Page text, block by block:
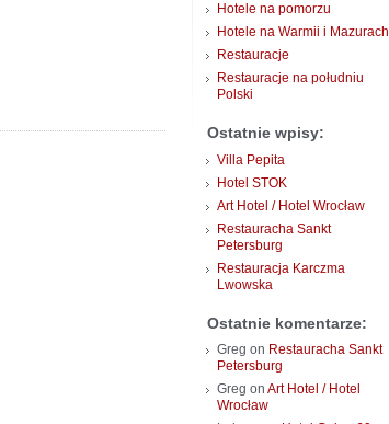
Hotele na pomorzu
Hotele na Warmii i Mazurach
Restauracje
Restauracje na południu
Polski
Ostatnie wpisy:
Villa Pepita
Hotel STOK
Art Hotel / Hotel Wrocław
Restauracha Sankt
Petersburg
Restauracja Karczma
Lwowska
Ostatnie komentarze:
Greg on Restauracha Sankt
Petersburg
Greg on Art Hotel / Hotel
Wrocław